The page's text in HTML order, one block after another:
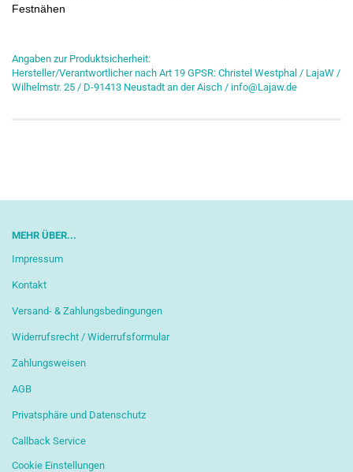
Festnähen
Angaben zur Produktsicherheit:
Hersteller/Verantwortlicher nach Art 19 GPSR: Christel Westphal / LajaW /
Wilhelmstr. 25 / D-91413 Neustadt an der Aisch / info@Lajaw.de
MEHR ÜBER...
Impressum
Kontakt
Versand- & Zahlungsbedingungen
Widerrufsrecht / Widerrufsformular
Zahlungsweisen
AGB
Privatsphäre und Datenschutz
Callback Service
Cookie Einstellungen